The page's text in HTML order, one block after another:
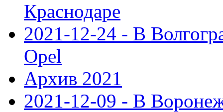
Краснодаре
2021-12-24 - В
Opel
Архив 2021
2021-12-09 - В